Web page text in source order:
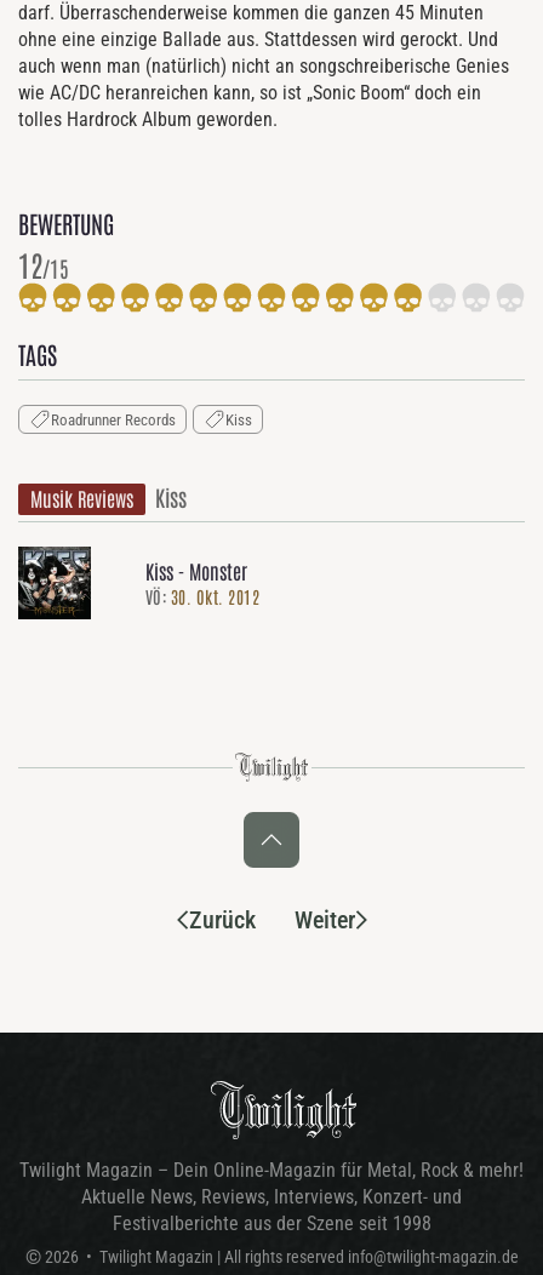
darf. Überraschenderweise kommen die ganzen 45 Minuten
ohne eine einzige Ballade aus. Stattdessen wird gerockt. Und
auch wenn man (natürlich) nicht an songschreiberische Genies
wie AC/DC heranreichen kann, so ist „Sonic Boom“ doch ein
tolles Hardrock Album geworden.
BEWERTUNG
12/15
TAGS
Roadrunner Records Kiss
Musik Reviews Kiss
Kiss - Monster
VÖ: 30. Okt. 2012
Zurück Weiter
Twilight Magazin – Dein Online-Magazin für Metal, Rock & mehr!
Aktuelle News, Reviews, Interviews, Konzert- und
Festivalberichte aus der Szene seit 1998
© 2026 • Twilight Magazin | All rights reserved info@twilight-magazin.de